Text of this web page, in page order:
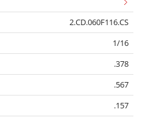
2.CD.060F116.CS
1/16
.378
.567
.157